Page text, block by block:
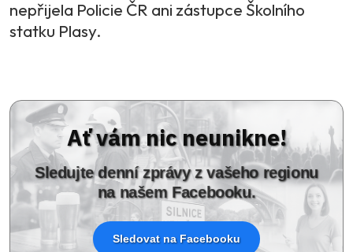
nepřijela Policie ČR ani zástupce Školního
statku Plasy.
Ať vám nic neunikne!
Sledujte denní zprávy z vašeho regionu
na našem Facebooku.
Sledovat na Facebooku